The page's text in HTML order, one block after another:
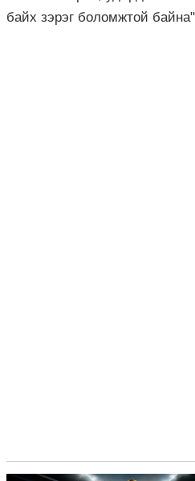
байх зэрэг боломжтой